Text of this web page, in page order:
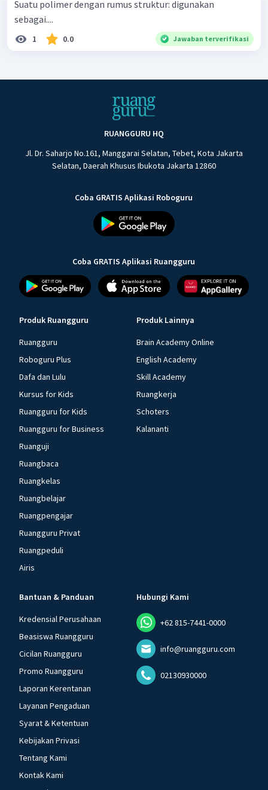
Suatu polimer dengan rumus struktur: digunakan
sebagai....
1 0.0 Jawaban terverifikasi
RUANGGURU HQ
Jl. Dr. Saharjo No.161, Manggarai Selatan, Tebet, Kota Jakarta
Selatan, Daerah Khusus Ibukota Jakarta 12860
Coba GRATIS Aplikasi Roboguru
Coba GRATIS Aplikasi Ruangguru
Produk Ruangguru
Ruangguru
Roboguru Plus
Dafa dan Lulu
Kursus for Kids
Ruangguru for Kids
Ruangguru for Business
Ruanguji
Ruangbaca
Ruangkelas
Ruangbelajar
Ruangpengajar
Ruangguru Privat
Ruangpeduli
Airis
Produk Lainnya
Brain Academy Online
English Academy
Skill Academy
Ruangkerja
Schoters
Kalananti
Bantuan & Panduan
Kredensial Perusahaan
Beasiswa Ruangguru
Cicilan Ruangguru
Promo Ruangguru
Laporan Kerentanan
Layanan Pengaduan
Syarat & Ketentuan
Kebijakan Privasi
Tentang Kami
Kontak Kami
Hubungi Kami
+62 815-7441-0000
info@ruangguru.com
02130930000